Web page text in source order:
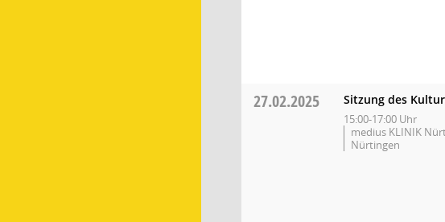
27.02.2025 Sitzung des
15:00-17:00 Uhr
medius KLINIK
Nürtingen